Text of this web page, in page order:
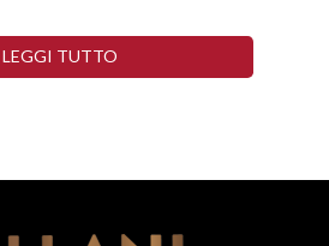
LEGGI TUTTO